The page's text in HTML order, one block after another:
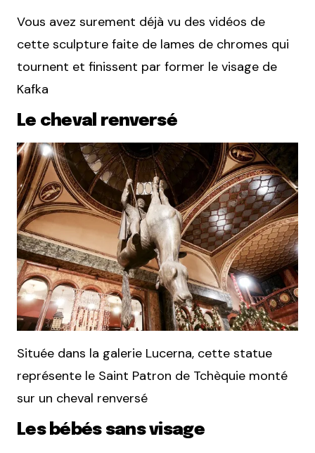
Vous avez surement déjà vu des vidéos de
cette sculpture faite de lames de chromes qui
tournent et finissent par former le visage de
Kafka
Le cheval renversé
Située dans la galerie Lucerna, cette statue
représente le Saint Patron de Tchèquie monté
sur un cheval renversé
Les bébés sans visage